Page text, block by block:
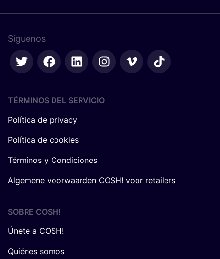
Síguenos
TÉRMINOS DEL SERVICIO
Política de privacy
Política de cookies
Términos y Condiciones
Algemene voorwaarden COSH! voor retailers
SOBRE COSH!
Únete a COSH!
Quiénes somos